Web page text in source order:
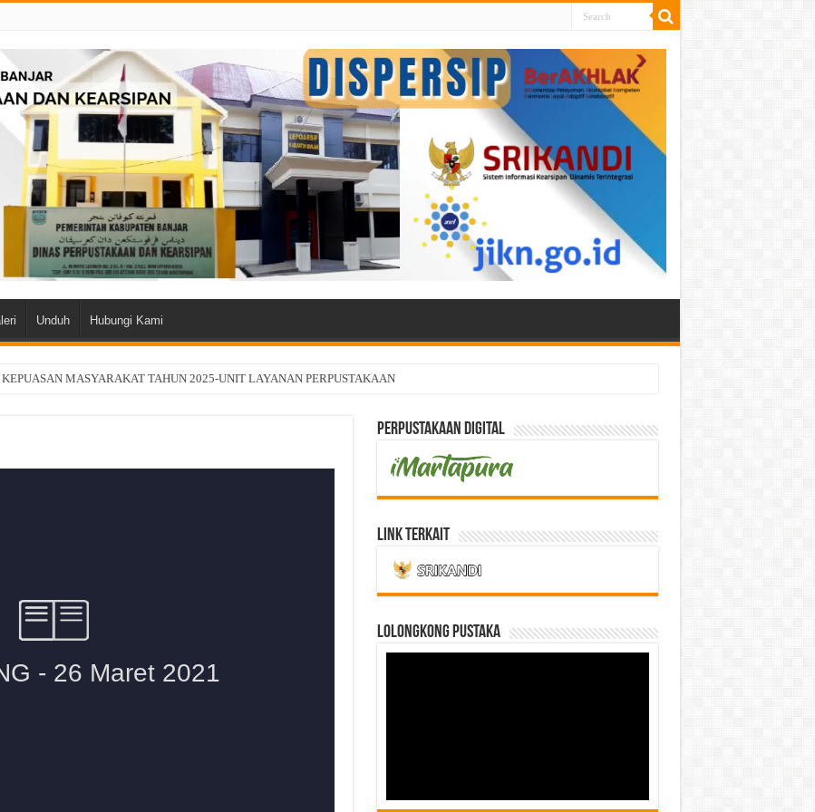
Unduh Hubungi Kami
MASYARAKAT TAHUN 2025-UNIT LAYANAN PERPUSTAKAAN
Perpustakaan Digital
Link Terkait
LOLONGKONG PUSTAKA